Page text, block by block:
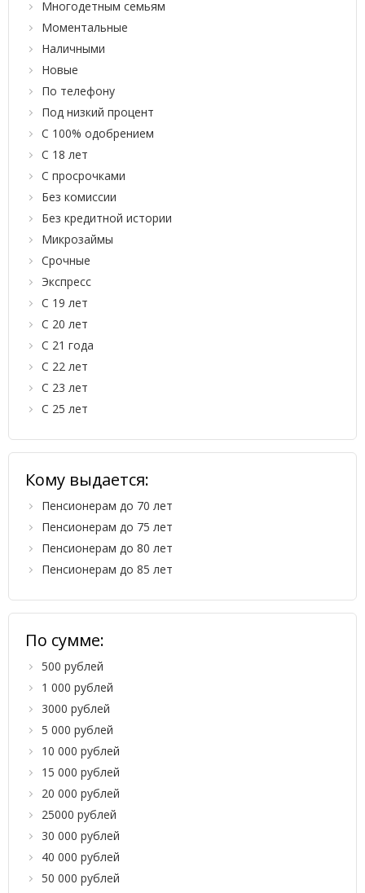
Многодетным семьям
Моментальные
Наличными
Новые
По телефону
Под низкий процент
С 100% одобрением
С 18 лет
С просрочками
Без комиссии
Без кредитной истории
Микрозаймы
Срочные
Экспресс
С 19 лет
С 20 лет
С 21 года
С 22 лет
С 23 лет
С 25 лет
Кому выдается:
Пенсионерам до 70 лет
Пенсионерам до 75 лет
Пенсионерам до 80 лет
Пенсионерам до 85 лет
По сумме:
500 рублей
1 000 рублей
3000 рублей
5 000 рублей
10 000 рублей
15 000 рублей
20 000 рублей
25000 рублей
30 000 рублей
40 000 рублей
50 000 рублей